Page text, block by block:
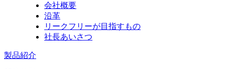
会社概要
沿革
リークフリーが目指すもの
社長あいさつ
製品紹介